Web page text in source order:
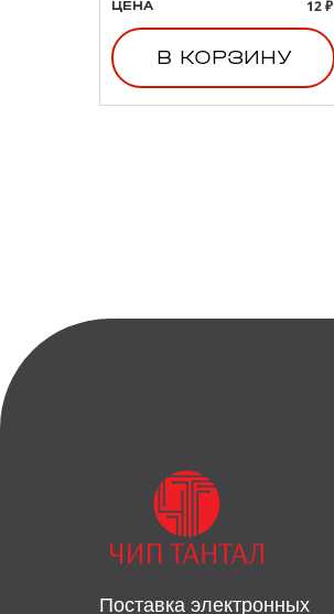
ЦЕНА 12 ₽
В КОРЗИНУ
Поставка электронных